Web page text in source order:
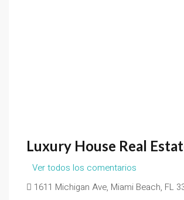
Luxury House Real
Ver todos los comentarios
1611 Michigan Ave, Miami Beach, FL